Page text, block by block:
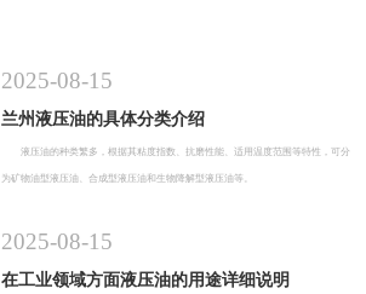
2025-08-15
兰州液压油的具体分类介绍
液压油的种类繁多，根据其粘度指数、抗磨性能、适用温度范围等特性，可分
为矿物油型液压油、合成型液压油和生物降解型液压油等。
2025-08-15
在工业领域方面液压油的用途详细说明